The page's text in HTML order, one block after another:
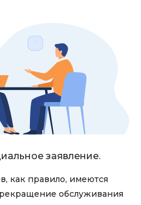
заявление.
как правило, имеются
обслуживания